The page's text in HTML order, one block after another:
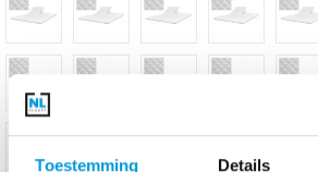
Toestemming Details